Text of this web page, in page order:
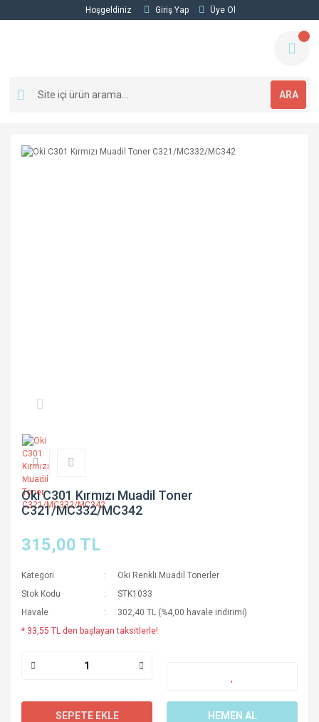
Hoşgeldiniz Giriş Yap Üye Ol
ARA
Oki C301 Kırmızı Muadil Toner
C321/MC332/MC342
315,00 TL
Kategori
Oki Renkli Muadil Tonerler
Stok Kodu
STK1033
Havale
302,40 TL (%4,00 havale indirimi)
* 33,55 TL den başlayan taksitlerle!
SEPETE EKLE HEMEN AL